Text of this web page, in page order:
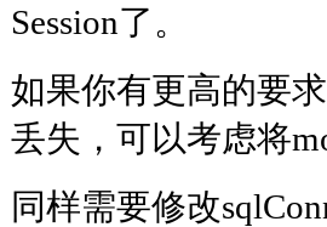
Session了。
如果你有更高的要
丢失，可以考虑将
同样需要修改